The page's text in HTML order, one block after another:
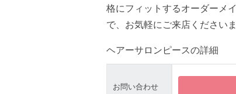
格にフィットするオーダーメ
で、お気軽にご来店くださいま
ヘアーサロンピースの詳細
お問い合わせ